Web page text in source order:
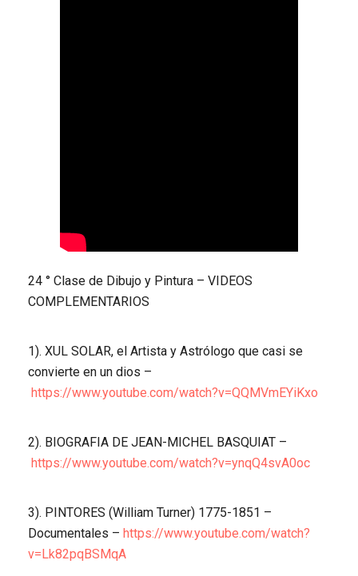
24 ° Clase de Dibujo y Pintura – VIDEOS
COMPLEMENTARIOS
1). XUL SOLAR, el Artista y Astrólogo que casi se
convierte en un dios –
https://www.youtube.com/watch?v=QQMVmEYiKxo
2). BIOGRAFIA DE JEAN-MICHEL BASQUIAT –
https://www.youtube.com/watch?v=ynqQ4svA0oc
3). PINTORES (William Turner) 1775-1851 –
Documentales – https://www.youtube.com/watch?
v=Lk82pqBSMqA